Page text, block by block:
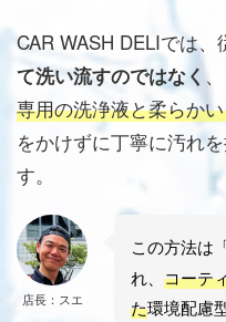
CAR WASH DELIでは、
て洗い流すのではなく 、
専用の洗浄液と柔らか
をかけずに丁寧に汚れ
す。
店長：スエ
この方法は
れ、コーテ
た環境配慮